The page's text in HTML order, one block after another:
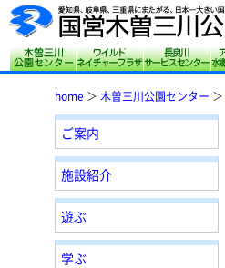
木曽三川公園センター
サリオパー
home ＞ 木曽三川公園センター ＞
ご案内
施設紹介
遊ぶ
学ぶ